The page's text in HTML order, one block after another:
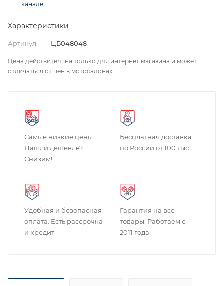
канале!
Характеристики
Артикул — ЦБ048048
Цена действительна только для интернет магазина и может
отличаться от цен в мотосалонах
Самые низкие цены
Нашли дешевле?
Снизим!
Бесплатная доставка
по России от 100 тыс.
Удобная и безопасная
оплата. Есть рассрочка
и кредит
Гарантия на все
товары. Работаем с
2011 года